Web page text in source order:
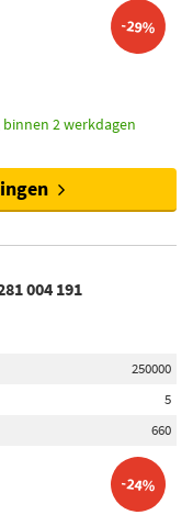
-29%
2 werkdagen
004 191
250000
5
660
-24%